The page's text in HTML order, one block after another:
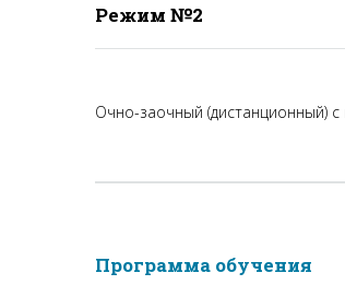
Режим №2
Очно-заочный (дистанционный)
Программа обучения